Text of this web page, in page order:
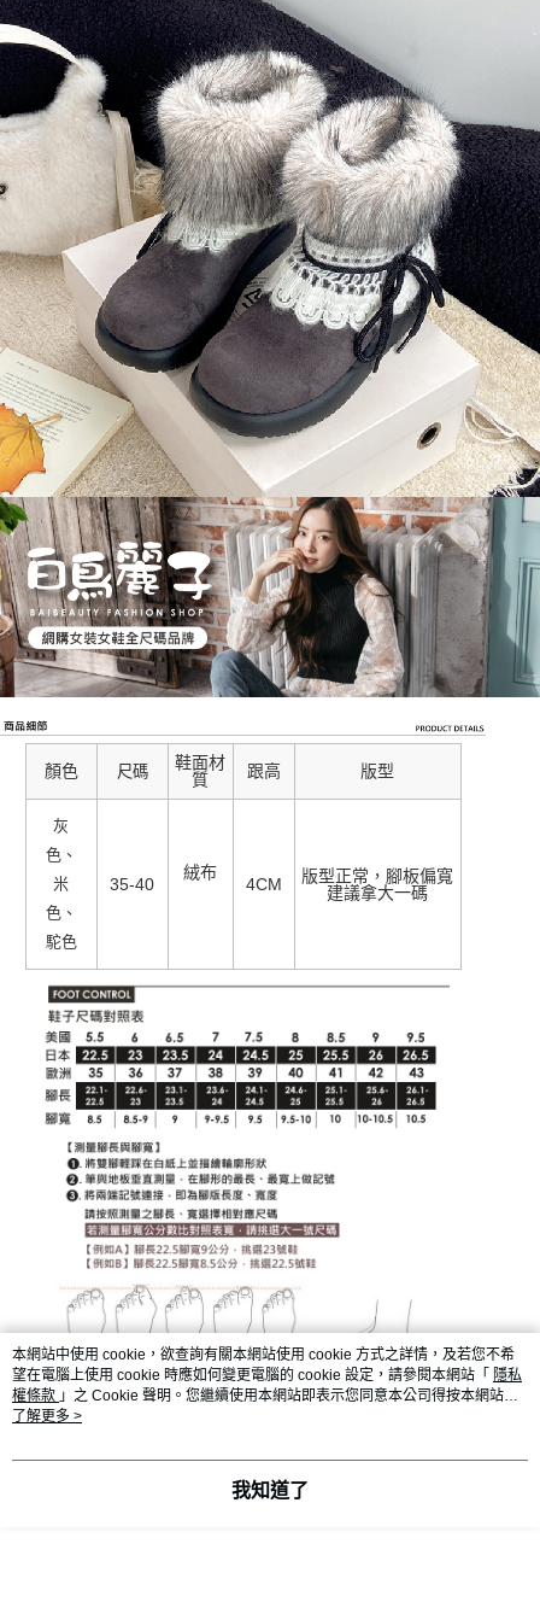
顏色 尺碼
鞋面材
質
跟高 版型
灰
色、
米
色、
駝色
35-40
絨布
4CM
版型正常，腳板偏寬
建議拿大一碼
本網站中使用 cookie，欲查詢有關本網站使用 cookie 方式之詳情，及若您不希
望在電腦上使用 cookie 時應如何變更電腦的 cookie 設定，請參閱本網站「 隱私
權條款 」之 Cookie 聲明。您繼續使用本網站即表示您同意本公司得按本網站使
用條款之 Cookie 聲明使用 cookie。
了解更多 >
我知道了